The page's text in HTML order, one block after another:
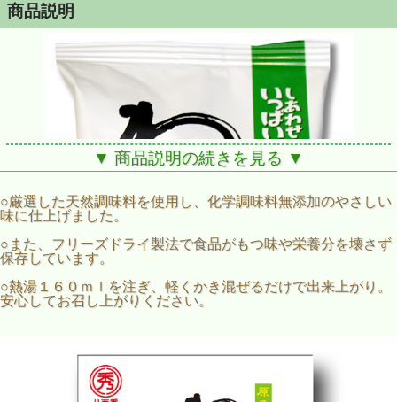
商品説明
▼ 商品説明の続きを見る ▼
○厳選した天然調味料を使用し、化学調味料無添加のやさしい
味に仕上げました。
○また、フリーズドライ製法で食品がもつ味や栄養分を壊さず
保存しています。
○熱湯１６０ｍｌを注ぎ、軽くかき混ぜるだけで出来上がり。
安心してお召し上がりください。